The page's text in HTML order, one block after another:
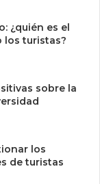
¿quién es el
los turistas?
sobre la
los
de turistas